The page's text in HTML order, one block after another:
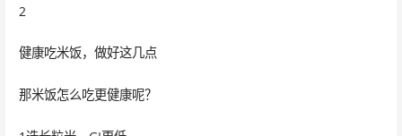
2
健康吃米饭，做好这几点
那米饭怎么吃更健康呢？